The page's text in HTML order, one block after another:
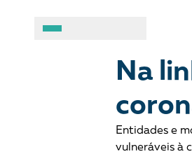
A BRASIL DE DIREITOS
Fale conosco
Na
Entidades e
vulneráveis à